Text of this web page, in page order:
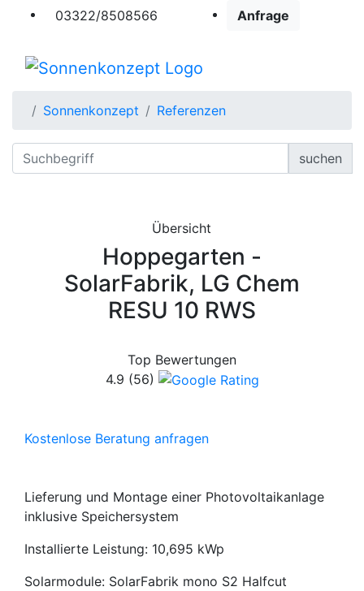
03322/8508566 Anfrage
Sonnenkonzept Referenzen
suchen
Übersicht
Hoppegarten -
SolarFabrik, LG Chem
RESU 10 RWS
Top Bewertungen
4.9 (56)
Kostenlose Beratung anfragen
Lieferung und Montage einer Photovoltaikanlage
inklusive Speichersystem
Installierte Leistung: 10,695 kWp
Solarmodule: SolarFabrik mono S2 Halfcut